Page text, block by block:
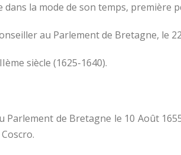
la mode de son temps, première
au Parlement de Bretagne, le
siècle (1625-1640).
Parlement de Bretagne le 10 Août